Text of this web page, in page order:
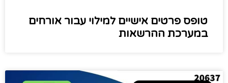
טופס פרטים אישיים למילוי עבור אורחים
במערכת ההרשאות